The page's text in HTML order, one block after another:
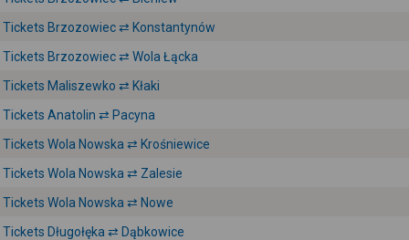
Tickets Brzozowiec ⇄ Konstantynów
Tickets Brzozowiec ⇄ Wola Łącka
Tickets Maliszewko ⇄ Kłaki
Tickets Anatolin ⇄ Pacyna
Tickets Wola Nowska ⇄ Krośniewice
Tickets Wola Nowska ⇄ Zalesie
Tickets Wola Nowska ⇄ Nowe
Tickets Długołęka ⇄ Dąbkowice